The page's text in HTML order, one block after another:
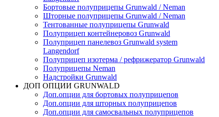
Бортовые полуприцепы Grunwald / Neman
Шторные полуприцепы Grunwald / Neman
Тентованные полуприцепы Grunwald
Полуприцеп контейнеровоз Grunwald
Полуприцеп панелевоз Grunwald system
Langendorf
Полуприцеп изотерма / рефрижератор Grunwald
Полуприцепы Neman
Надстройки Grunwald
ДОП ОПЦИИ GRUNWALD
Доп.опции для бортовых полуприцепов
Доп.опции для шторных полуприцепов
Доп.опции для самосвальных полуприцепов